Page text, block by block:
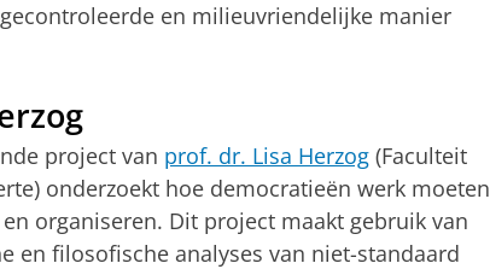
en milieuvriendelijke manier
project van prof. dr. Lisa Herzog (Faculteit
onderzoekt hoe democratieën werk moeten
organiseren. Dit project maakt gebruik van
en filosofische analyses van niet-standaard